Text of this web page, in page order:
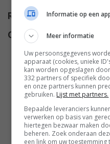
Regie
Cast
Rhea
Henner
Chilvers
Mark
Informatie op een
Meer informatie
Uw persoonsgegevens
apparaat (cookies, unieke
kan worden opgeslagen
332 partners of specifiek
en onze partners kunnen
gebruiken. Lijst met partners.
Bepaalde leveranciers
verwerken op basis van
hiertegen bezwaar maken
beheren. Zoek onderaan
een link om uw